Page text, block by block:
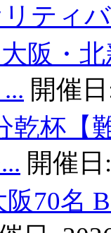
ティ
大阪・
開催
乾杯【
開催
阪70名